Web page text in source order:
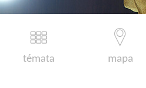
témata mapa